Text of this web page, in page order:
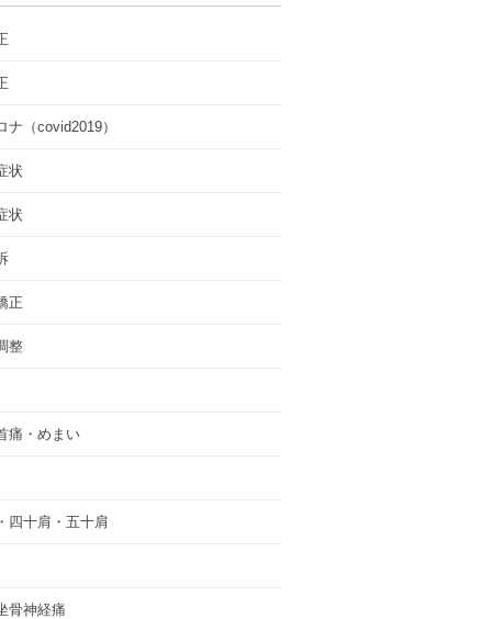
ナ（covid2019）
状
状
正
整
痛・めまい
四十肩・五十肩
骨神経痛